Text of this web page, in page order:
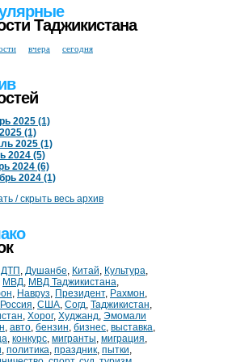
Таджикистана
вчера сегодня
2025 (1)
(1)
2025 (1)
2024 (5)
2024 (6)
2024 (1)
/ скрыть весь архив
ДТП , Душанбе, Китай, Культура,
МВД, МВД Таджикистана,
, Навруз, Президент, Рахмон,
Россия, США, Согд, Таджикистан,
, Хорог, Худжанд, Эмомали
, авто, бензин, бизнес, выставка,
, конкурс, мигранты, миграция,
, политика, праздник, пытки,